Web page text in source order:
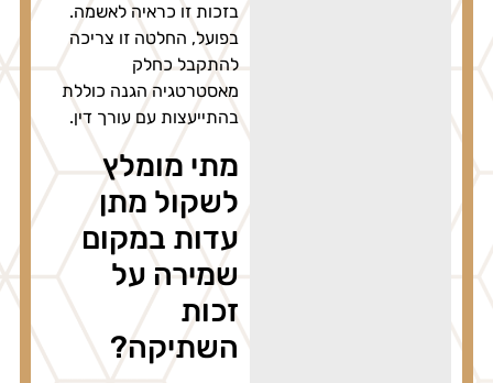
בזכות זו כראיה לאשמה.
בפועל, החלטה זו צריכה
להתקבל כחלק
מאסטרטגיה הגנה כוללת
בהתייעצות עם עורך דין.
מתי מומלץ
לשקול מתן
עדות במקום
שמירה על
זכות
השתיקה?